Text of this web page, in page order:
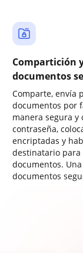
Compartición
documentos
Comparte, envía
documentos por
manera segura y
contraseña,
encriptadas y
destinatario para
documentos.
documentos